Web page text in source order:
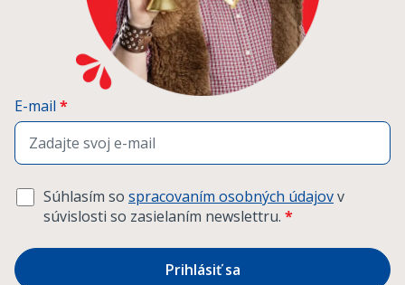
E-mail *
Súhlasím so spracovaním osobných údajovv
súvislosti so zasielaním newslettru. *
Prihlásiť sa